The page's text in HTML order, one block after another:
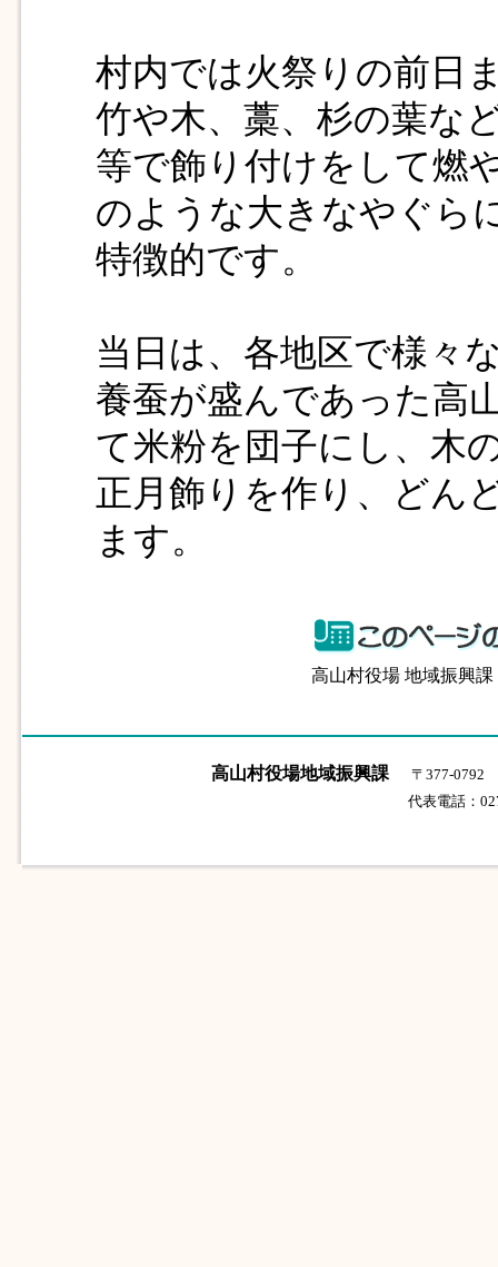
村内では火祭りの前日
竹や木、藁、杉の葉な
等で飾り付けをして燃
のような大きなやぐら
特徴的です。
当日は、各地区で様々
養蚕が盛んであった高
て米粉を団子にし、木
正月飾りを作り、どん
ます。
高山村役場 地域振興
高山村役場地域振興課
〒377-0792
代表電話：